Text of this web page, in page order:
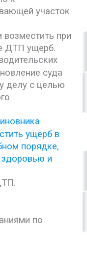
участок
возместить при
ДТП ущерб.
суда
делу с целью
ущерб в
порядке,
здоровью и
по